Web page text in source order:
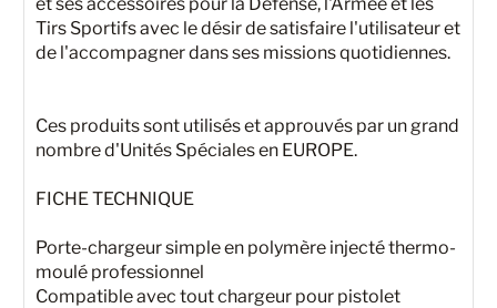
Tirs Sportifs avec le désir de satisfaire l'utilisateur et
de l'accompagner dans ses missions quotidiennes.
Ces produits sont utilisés et approuvés par un grand
nombre d'Unités Spéciales en EUROPE.
FICHE TECHNIQUE
Porte-chargeur simple en polymère injecté thermo-
moulé professionnel
Compatible avec tout chargeur pour pistolet